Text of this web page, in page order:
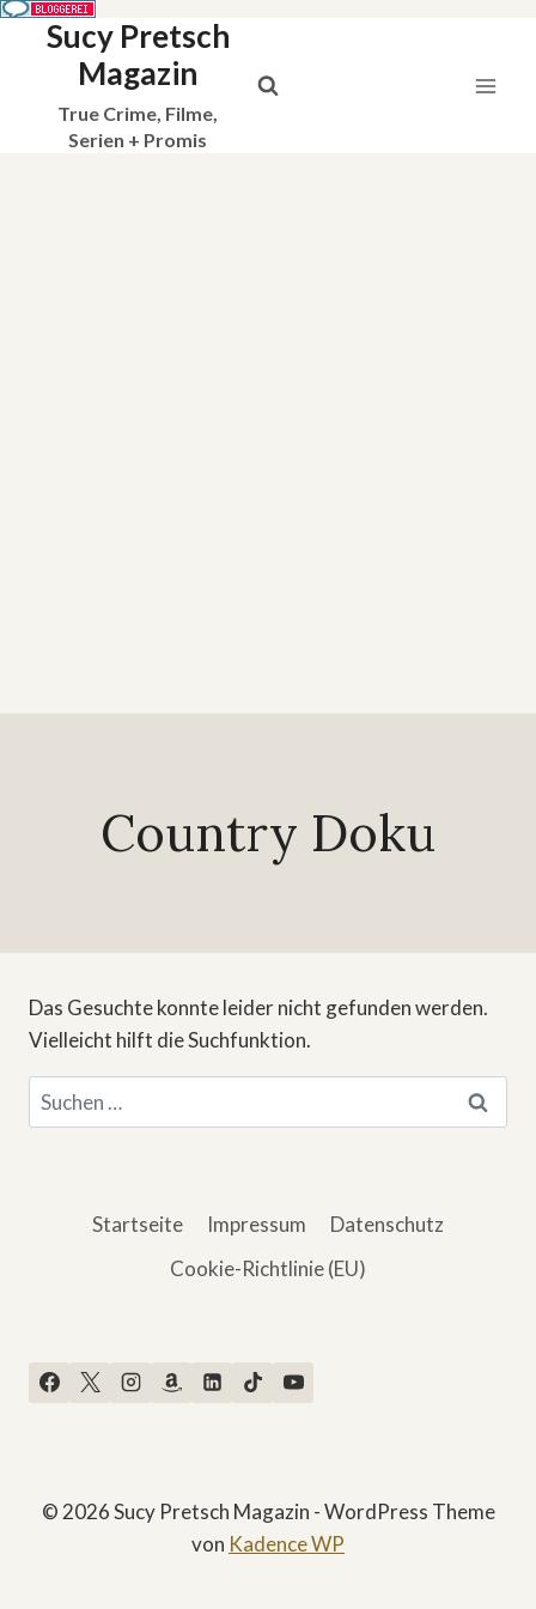
Sucy Pretsch
Magazin
True Crime, Filme,
Serien + Promis
Country Doku
Das Gesuchte konnte leider nicht gefunden werden.
Vielleicht hilft die Suchfunktion.
Suchen
nach:
Startseite Impressum
Datenschutz
Cookie-Richtlinie (EU)
© 2026 Sucy Pretsch Magazin - WordPress Theme
von Kadence WP